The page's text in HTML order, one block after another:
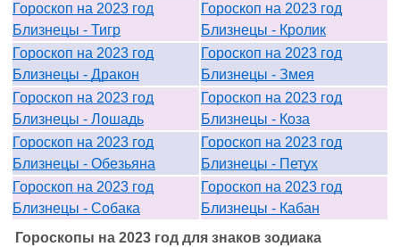
Гороскоп на 2023 год
Близнецы - Тигр
Гороскоп на 2023 год
Близнецы - Кролик
Гороскоп на 2023 год
Близнецы - Дракон
Гороскоп на 2023 год
Близнецы - Змея
Гороскоп на 2023 год
Близнецы - Лошадь
Гороскоп на 2023 год
Близнецы - Коза
Гороскоп на 2023 год
Близнецы - Обезьяна
Гороскоп на 2023 год
Близнецы - Петух
Гороскоп на 2023 год
Близнецы - Собака
Гороскоп на 2023 год
Близнецы - Кабан
Гороскопы на 2023 год для знаков зодиака